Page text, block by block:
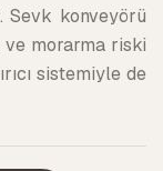
Sevk konveyörü
ve morarma riski
sistemiyle de